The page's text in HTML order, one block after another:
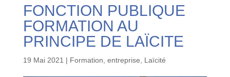
FONCTION PUBLIQUE
FORMATION AU
PRINCIPE DE LAÏCITE
19 Mai 2021 | Formation, entreprise Laïcité